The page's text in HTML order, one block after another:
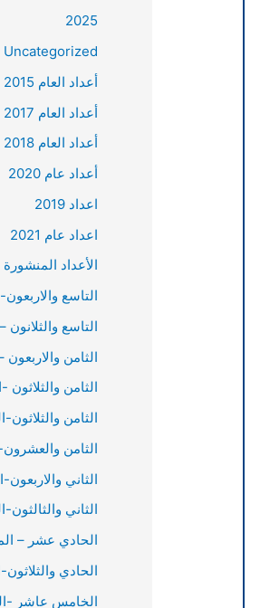
2025
Uncategorized
أعداد العام 2015
أعداد العام 2017
أعداد العام 2018
أعداد عام 2020
اعداد 2019
اعداد عام 2021
الأعداد المنشورة
التاسع
التاسع والثلانون
الثامن والاربعون
الثامن
الثامن والثلاثون-
الثامن
الثاني
الثاني
الحادي عشر –
الحادي
الخامس عاشر -